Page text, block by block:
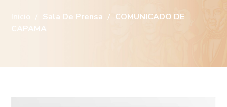
Inicio Sala De Prensa
COMUNICADO DE
CAPAMA